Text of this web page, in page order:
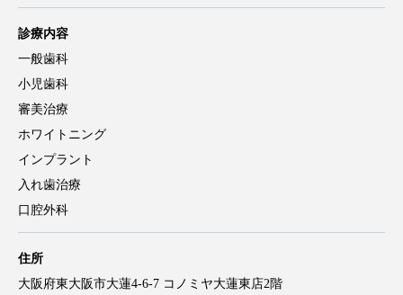
診療内容
一般歯科
小児歯科
審美治療
ホワイトニング
インプラント
入れ歯治療
口腔外科
住所
大阪府東大阪市大蓮4-6-7 コノミヤ大蓮東店2階